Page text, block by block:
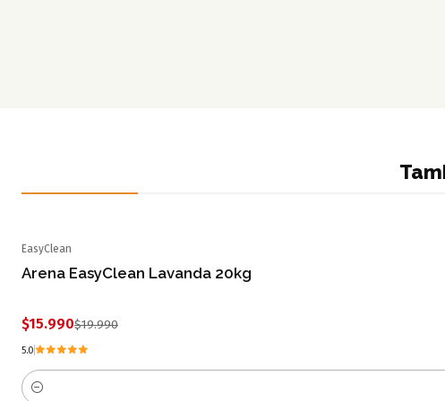
EasyClean
Arena EasyClean Lavanda 20kg
$15.990$19.990
5.0
Cantidad